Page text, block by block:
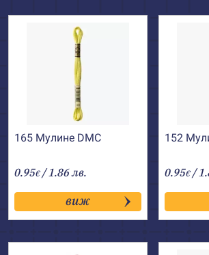
165 Мулине DMC
0.95€ / 1.86 лв.
виж
152
0.95€ /